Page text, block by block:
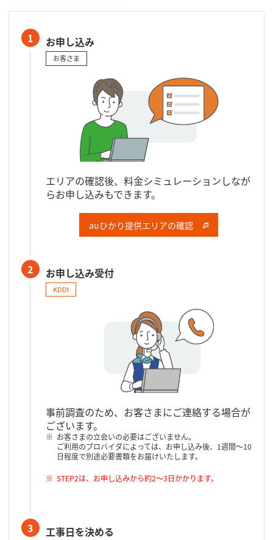
1 お申し込み
お客さま
エリアの確認後、料金シミュレーションしなが
らお申し込みもできます。
auひかり提供エリアの確認
2 お申し込み受付
KDDI
事前調査のため、お客さまにご連絡する場合が
ございます。
お客さまの立会いの必要はございません。
ご利用のプロバイダによっては、お申し込み後、1週間～10
日程度で別途必要書類をお届けいたします。
STEP2は、お申し込みから約2～3日かかります。
3 工事日を決める